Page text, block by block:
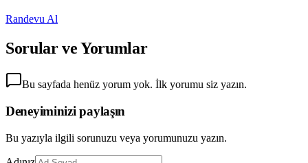
Randevu Al
Sorular ve Yorumlar
Bu sayfada henüz yorum yok. İlk yorumu siz yazın.
Deneyiminizi paylaşın
Bu yazıyla ilgili sorunuzu veya yorumunuzu yazın.